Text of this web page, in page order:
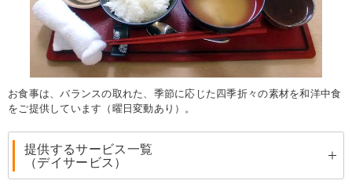
お食事は、バランスの取れた、季節に応じた四季折々の素材を和洋中食
をご提供しています（曜日変動あり）。
提供するサービス一覧
（デイサービス）